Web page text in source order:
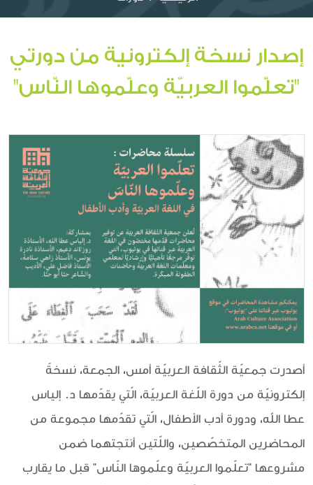
إصدار نسخة إلكترونية من دورتي
"تعلّموا العربيّة وعلّموها النّاس"
أصدرت جمعيّة الثّقافة العربيّة أمس، الجمعة، نسخةً
إلكترونيّة من دورة اللّغة العربيّة، الّتي يقدّمها د. إلياس
عطا الله، ودورة أدب الأطفال، الّتي تقدّمها مجموعة من
المحاضرين المتخصّصين، واللّتين أنتجتهما ضمن
مشروعها "تعلّموا العربيّة وعلّموها النّاس" قبل ما يقارب